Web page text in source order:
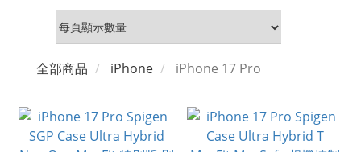
全部商品 iPhone iPhone 17 Pro